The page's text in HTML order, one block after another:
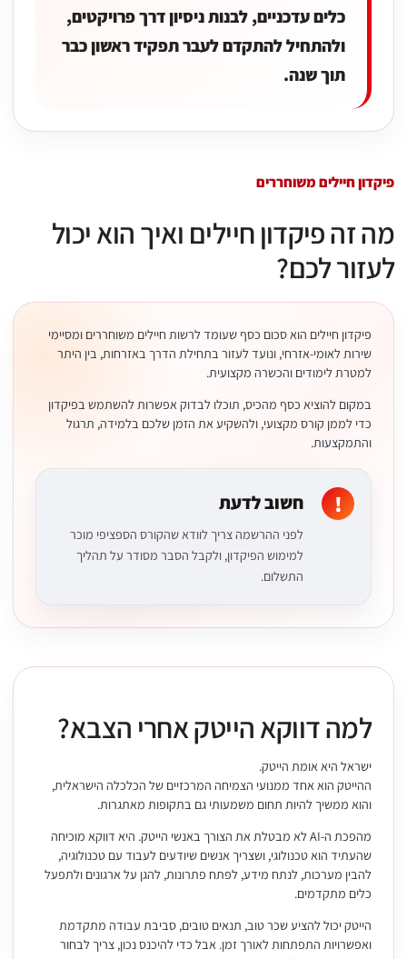
כלים עדכניים, לבנות ניסיון דרך פרויקטים,
ולהתחיל להתקדם לעבר תפקיד ראשון כבר
תוך שנה.
פיקדון חיילים משוחררים
מה זה פיקדון חיילים ואיך הוא יכול
לעזור לכם?
פיקדון חיילים הוא סכום כסף שעומד לרשות חיילים משוחררים ומסיימי
שירות לאומי-אזרחי, ונועד לעזור בתחילת הדרך באזרחות, בין היתר
למטרת לימודים והכשרה מקצועית.
במקום להוציא כסף מהכיס, תוכלו לבדוק אפשרות להשתמש בפיקדון
כדי לממן קורס מקצועי, ולהשקיע את הזמן שלכם בלמידה, תרגול
והתמקצעות.
חשוב לדעת
לפני ההרשמה צריך לוודא שהקורס הספציפי מוכר
למימוש הפיקדון, ולקבל הסבר מסודר על תהליך
התשלום.
למה דווקא הייטק אחרי הצבא?
ישראל היא אומת הייטק.
ההייטק הוא אחד ממנועי הצמיחה המרכזיים של הכלכלה הישראלית,
והוא ממשיך להיות תחום משמעותי גם בתקופות מאתגרות.
מהפכת ה-AI לא מבטלת את הצורך באנשי הייטק. היא דווקא מוכיחה
שהעתיד הוא טכנולוגי, ושצריך אנשים שיודעים לעבוד עם טכנולוגיה,
להבין מערכות, לנתח מידע, לפתח פתרונות, להגן על ארגונים ולתפעל
כלים מתקדמים.
הייטק יכול להציע שכר טוב, תנאים טובים, סביבת עבודה מתקדמת
ואפשרויות התפתחות לאורך זמן. אבל כדי להיכנס נכון, צריך לבחור